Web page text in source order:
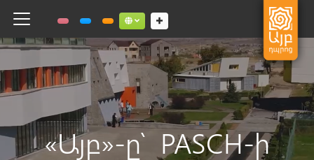
Toggle navigation Social links dropdown button
«Այբ»-ը՝ PASCH-ի